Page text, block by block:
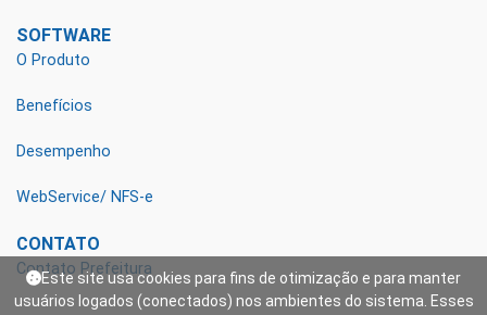
Este site usa cookies para fins de otimização e para manter
usuários logados (conectados) nos ambientes do sistema. Esses
SOFTWARE
O Produto
Benefícios
Desempenho
WebService/ NFS-e
CONTATO
Contato Prefeitura